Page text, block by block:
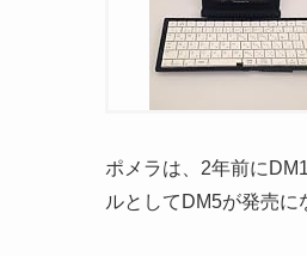
ポメラは、2年前に
ルとしてDM5が発売に